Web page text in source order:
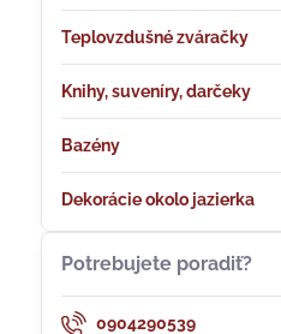
Teplovzdušné zváračky
Knihy, suveníry, darčeky
Bazény
Dekorácie okolo jazierka
Potrebujete poradiť?
0904290539